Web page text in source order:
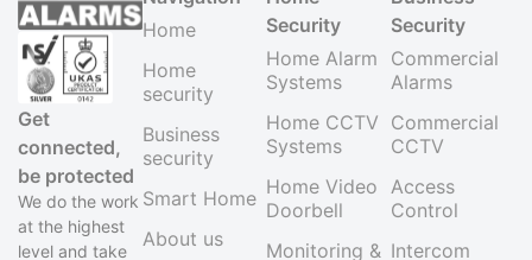
Get
connected,
be protected
We do the work
at the highest
level and take
Home
Home
security
Business
security
Smart Home
About us
Security
Home Alarm
Systems
Home CCTV
Systems
Home Video
Doorbell
Monitoring &
Security
Commercial
Alarms
Commercial
CCTV
Access
Control
Intercom